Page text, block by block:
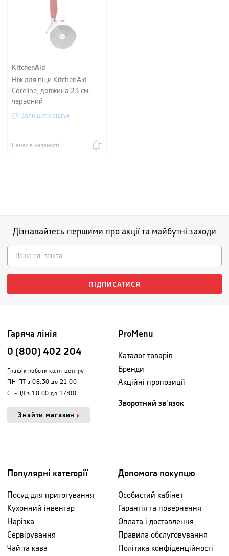
KitchenAid
Ніж для піци KitchenAid
Coreline, довжина 23 см,
червоний
Залишити відгук
Немає в наявності
Дізнавайтесь першими про акції та майбутні заходи
ПІДПИСАТИСЯ
Гаряча лінія
0 (800) 402 204
Графік роботи колл-центру
ПН-ПТ з 08:30 до 21:00
СБ-НД з 10:00 до 17:00
Знайти магазин
ProMenu
Каталог товарів
Бренди
Акційні пропозиції
Зворотний зв'язок
Популярні категорії
Посуд для приготування
Кухонний інвентар
Нарізка
Сервірування
Чай та кава
Допомога покупцю
Особистий кабінет
Гарантія та повернення
Оплата і доставлення
Правила обслуговування
Політика конфіденційності